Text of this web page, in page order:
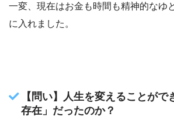
一変、現在はお金も時間も精神的なゆ
に入れました。
【問い】人生を変えることが
存在」だったのか？